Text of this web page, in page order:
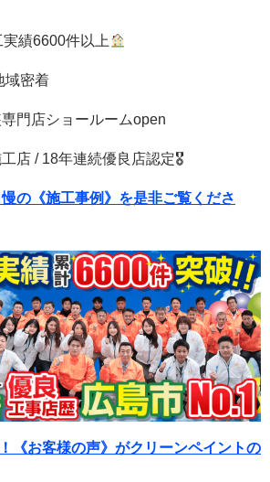
績6600件以上
域密着
門店ショールームopen
店 / 18年連続優良店認定🎖
の《施工事例》を是非ご覧くださ
《お客様の声》がクリーンペイントの